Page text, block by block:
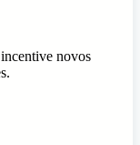
novos